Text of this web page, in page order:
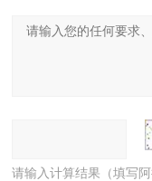
请输入计算结果（填写